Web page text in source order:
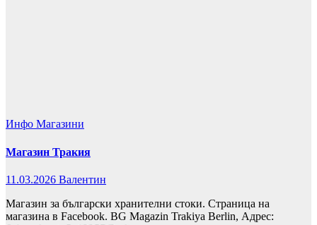
Инфо Магазини
Магазин Тракия
11.03.2026 Валентин
Магазин за български хранителни стоки. Страница на
магазина в Facebook. BG Magazin Trakiya Berlin, Адрес: